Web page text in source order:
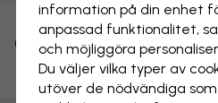
Brygga i
CANVASTAVLA
information på din enhet
anpassad funktionalitet,
och möjliggöra
Du väljer vilka typer av
utöver de nödvändiga